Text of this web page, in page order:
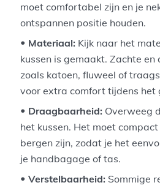
moet comfortabel zijn en je
ontspannen positie houden.
Materiaal: Kijk naar het
kussen is gemaakt. Zachte en
zoals katoen, fluweel of
voor extra comfort tijdens het
Draagbaarheid: Overweeg
het kussen. Het moet
bergen zijn, zodat je het
je handbagage of tas.
Verstelbaarheid: Sommige